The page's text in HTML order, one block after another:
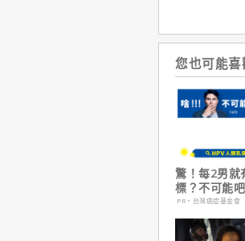
您也可能
驚！每2男就
標？不可能
PR・台灣癌症基金會